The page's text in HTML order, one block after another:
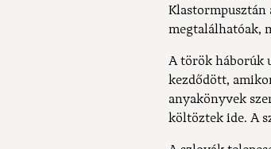
Klastormpusztán
megtalálhatóak,
A török háborúk
kezdődött,
anyakönyvek
költöztek ide. A